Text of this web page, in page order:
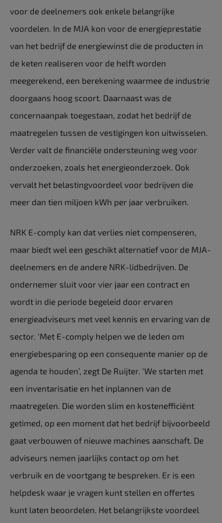
voor de deelnemers ook enkele belangrijke
voordelen. In de MJA kon voor de energieprestatie
van het bedrijf de energiewinst die de producten in
de keten realiseren voor de helft worden
meegerekend, een berekening waarmee de industrie
doorgaans hoog scoort. Daarnaast was de
concernaanpak toegestaan, zodat het bedrijf de
maatregelen tussen de vestigingen kon uitwisselen.
Verder valt de financiële ondersteuning weg voor
onderzoeken, zoals het energieonderzoek. Ook
vervalt het belastingvoordeel voor bedrijven die
meer dan tien miljoen kWh per jaar verbruiken.
NRK E-comply kan dat verlies niet compenseren,
maar biedt wel een geschikt alternatief voor de MJA-
deelnemers en de andere NRK-lidbedrijven. De
ondernemer sluit voor vier jaar een contract en
wordt in die periode begeleid door ervaren
energieadviseurs met veel kennis en ervaring van de
sector. ‘Met E-comply helpen we de leden om
energiebesparing op een consequente manier op de
agenda te houden’, zegt De Ruijter. ‘We starten met
een inventarisatie en het inplannen van de
maatregelen. Die worden slim en kostenefficiënt
getimed, op een moment dat het bedrijf bijvoorbeeld
gaat verbouwen of nieuwe machines aanschaft. De
adviseurs nemen jaarlijks contact op om het
verbruik en de voortgang te bespreken. Er is een
helpdesk waar je vragen kunt stellen en offertes
kunt laten beoordelen. Het belangrijkste voordeel